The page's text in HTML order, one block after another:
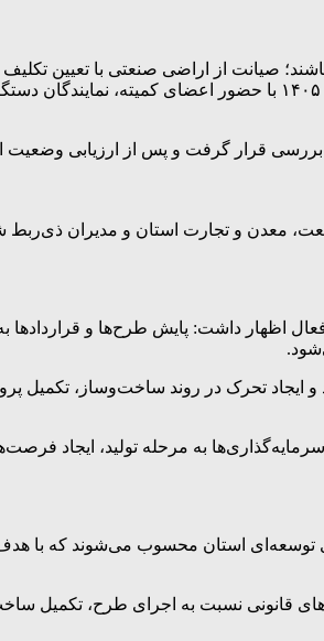
صیانت از اراضی صنعتی با تعیین
؛ ششمین جلسه کمیته پایش طرح‌ها و قراردادهای راکد شرکت شهرک‌های صنعتی فارس در
بررسی قرار گرفت و پس از ارزیابی
معدن و تجارت استان و مدیران
اظهار داشت: پایش طرح‌ها و
ایجاد تحرک در روند ساخت‌وساز، تکمیل
به مرحله تولید، ایجاد
استان محسوب می‌شوند که با هدف
نسبت به اجرای طرح، تکمیل